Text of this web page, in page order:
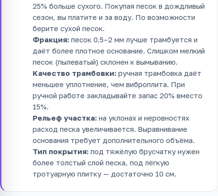
25% больше сухого. Покупая песок в дождливый
сезон, вы платите и за воду. По возможности
берите сухой песок.
Фракция: песок 0.5–2 мм лучше трамбуется и
даёт более плотное основание. Слишком мелкий
песок (пылеватый) склонен к вымыванию.
Качество трамбовки: ручная трамбовка даёт
меньшее уплотнение, чем виброплита. При
ручной работе закладывайте запас 20% вместо
15%.
Рельеф участка: на уклонах и неровностях
расход песка увеличивается. Выравнивание
основания требует дополнительного объёма.
Тип покрытия: под тяжёлую брусчатку нужен
более толстый слой песка, под лёгкую
тротуарную плитку — достаточно 10 см.